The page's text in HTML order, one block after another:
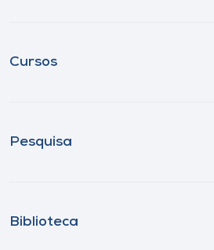
Cursos
Pesquisa
Biblioteca